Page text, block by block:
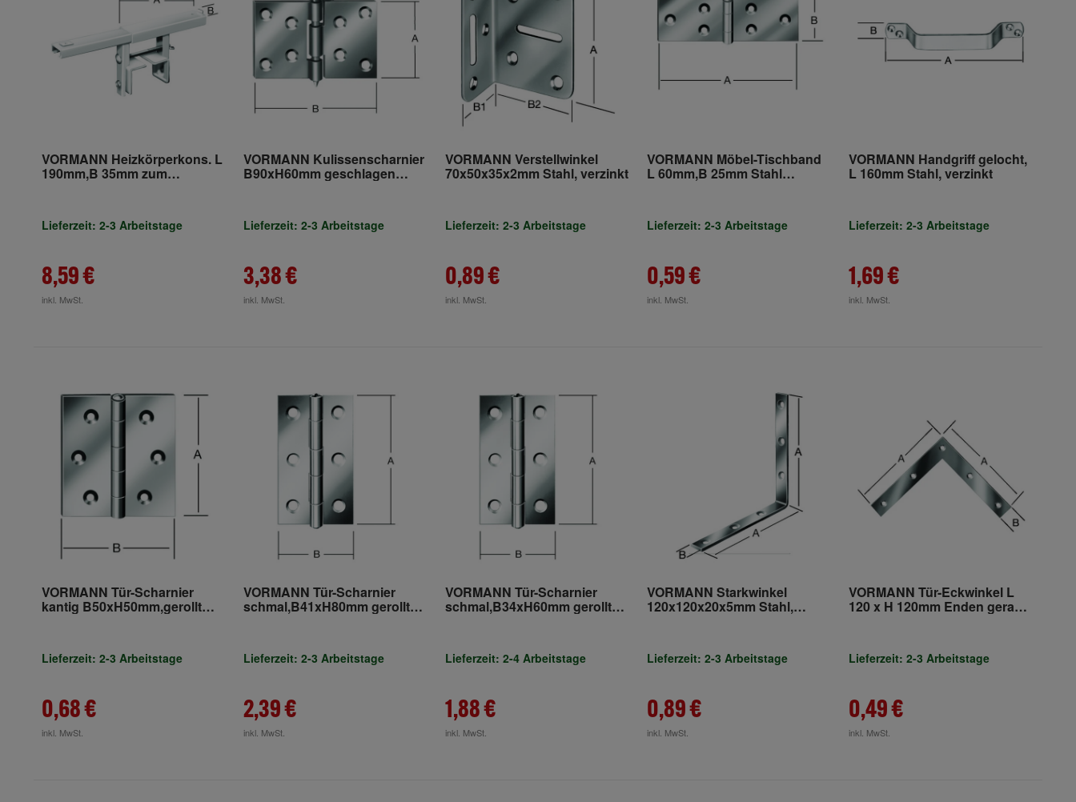
VORMANN Heizkörperkons. L
190mm,B 35mm zum
Lieferzeit: 2-3 Arbeitstage
8,59 €
inkl. MwSt.
VORMANN Kulissenscharnier
B90xH60mm geschlagen
Lieferzeit: 2-3 Arbeitstage
3,38 €
inkl. MwSt.
VORMANN Verstellwinkel
70x50x35x2mm Stahl, verzinkt
Lieferzeit: 2-3 Arbeitstage
0,89 €
inkl. MwSt.
VORMANN Möbel-Tischband
L 60mm,B 25mm Stahl
Lieferzeit: 2-3 Arbeitstage
0,59 €
inkl. MwSt.
VORMANN Handgriff gelocht,
L 160mm Stahl, verzinkt
Lieferzeit: 2-3 Arbeitstage
1,69 €
inkl. MwSt.
VORMANN Tür-Scharnier
kantig B50xH50mm,gerollt
Lieferzeit: 2-3 Arbeitstage
0,68 €
inkl. MwSt.
VORMANN Tür-Scharnier
schmal,B41xH80mm gerollt
Lieferzeit: 2-3 Arbeitstage
2,39 €
inkl. MwSt.
VORMANN Tür-Scharnier
schmal,B34xH60mm gerollt
Lieferzeit: 2-4 Arbeitstage
1,88 €
inkl. MwSt.
VORMANN Starkwinkel
120x120x20x5mm Stahl,
Lieferzeit: 2-3 Arbeitstage
0,89 €
inkl. MwSt.
VORMANN Tür-Eckwinkel L
120 x H 120mm Enden gerade
Lieferzeit: 2-3 Arbeitstage
0,49 €
inkl. MwSt.